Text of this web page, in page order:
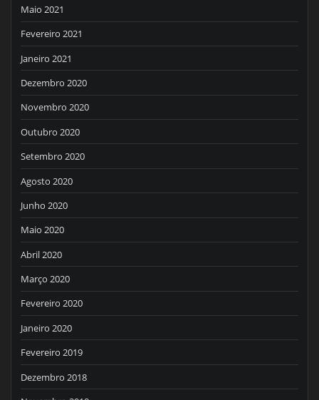
Maio 2021
Fevereiro 2021
Janeiro 2021
Dezembro 2020
Novembro 2020
Outubro 2020
Setembro 2020
Agosto 2020
Junho 2020
Maio 2020
Abril 2020
Março 2020
Fevereiro 2020
Janeiro 2020
Fevereiro 2019
Dezembro 2018